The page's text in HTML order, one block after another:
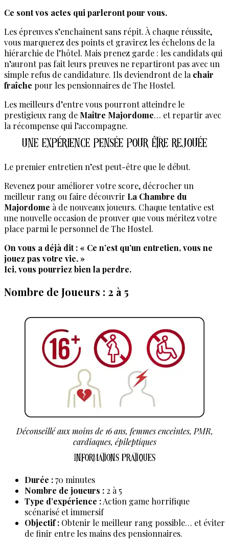
Ce sont vos actes qui parleront pour vous.
Les épreuves s’enchaînent sans répit. À chaque réussite,
vous marquerez des points et gravirez les échelons de la
hiérarchie de l’hôtel. Mais prenez garde : les candidats qui
n’auront pas fait leurs preuves ne repartiront pas avec un
simple refus de candidature. Ils deviendront de la chair
fraîche pour les pensionnaires de The Hostel.
Les meilleurs d’entre vous pourront atteindre le
prestigieux rang de Maître Majordome… et repartir avec
la récompense qui l’accompagne.
Une expérience pensée pour être rejouée
Le premier entretien n’est peut-être que le début.
Revenez pour améliorer votre score, décrocher un
meilleur rang ou faire découvrir La Chambre du
Majordome à de nouveaux joueurs. Chaque tentative est
une nouvelle occasion de prouver que vous méritez votre
place parmi le personnel de The Hostel.
On vous a déjà dit : « Ce n’est qu’un entretien, vous ne
jouez pas votre vie. »
Ici, vous pourriez bien la perdre.
Nombre de Joueurs : 2 à 5
Déconseillé aux moins de 16 ans, femmes enceintes, PMR,
cardiaques, épileptiques
Informations pratiques
Durée :70 minutes
Nombre de joueurs : 2 à 5
Type d’expérience :Action game horrifique
scénarisé et immersif
Objectif : Obtenir le meilleur rang possible… et éviter
de finir entre les mains des pensionnaires.